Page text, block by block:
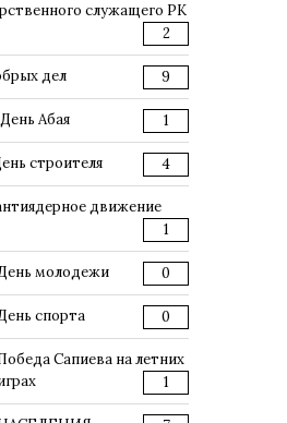
служащего РК
2
дел 9
Абая 1
строителя 4
движение
1
День молодежи 0
спорта 0
Сапиева на летних
1